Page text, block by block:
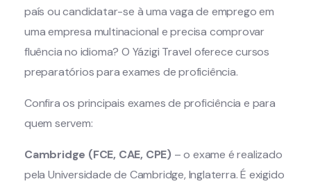
país ou candidatar-se à uma vaga de emprego em
uma empresa multinacional e precisa comprovar
fluência no idioma? O Yázigi Travel oferece cursos
preparatórios para exames de proficiência.
Confira os principais exames de proficiência e para
quem servem:
Cambridge (FCE, CAE, CPE) – o exame é realizado
pela Universidade de Cambridge, Inglaterra. É exigido